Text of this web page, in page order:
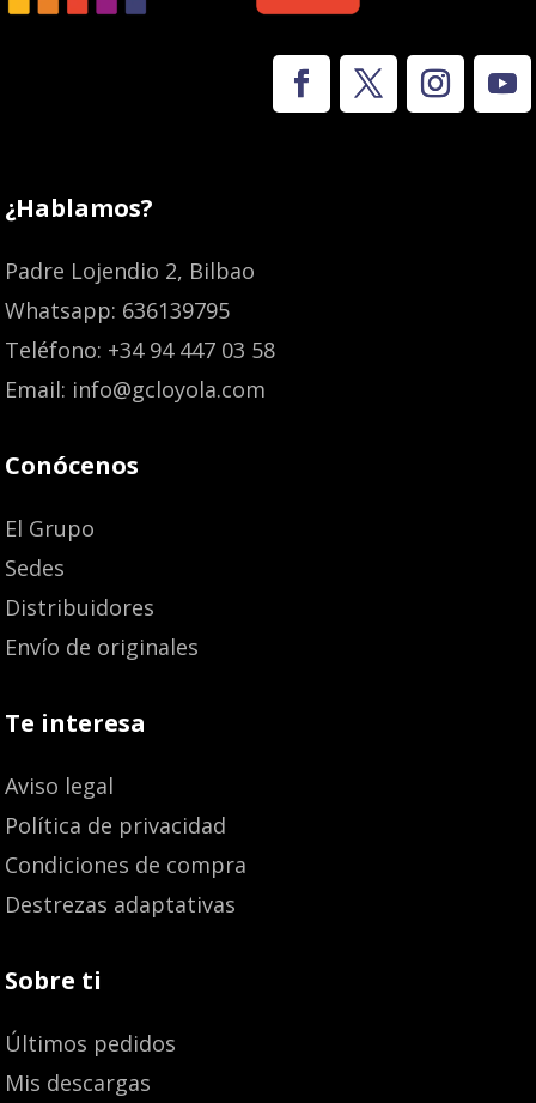
¿Hablamos?
Padre Lojendio 2, Bilbao
Whatsapp: 636139795
Teléfono: +34 94 447 03 58
Email: info@gcloyola.com
Conócenos
El Grupo
Sedes
Distribuidores
Envío de originales
Te interesa
Aviso legal
Política de privacidad
Condiciones de compra
Destrezas adaptativas
Sobre ti
Últimos pedidos
Mis descargas